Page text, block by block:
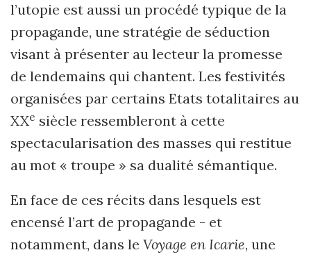
l’utopie est aussi un procédé typique de la
propagande, une stratégie de séduction
visant à présenter au lecteur la promesse
de lendemains qui chantent. Les festivités
organisées par certains Etats totalitaires au
XXe siècle ressembleront à cette
spectacularisation des masses qui restitue
au mot « troupe » sa dualité sémantique.
En face de ces récits dans lesquels est
encensé l’art de propagande - et
notamment, dans le Voyage en Icarie, une